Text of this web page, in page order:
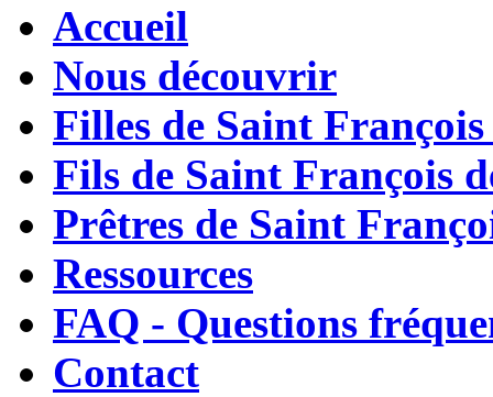
Accueil
Nous découvrir
Filles de Saint François
Fils de Saint François
Prêtres de Saint
Ressources
FAQ - Questions
Contact